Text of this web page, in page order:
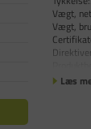
Vægt,
Vægt,
Læs